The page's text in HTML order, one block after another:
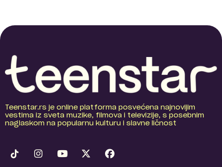
Teenstar.rs je online platforma posvećena najnovijim
vestima iz sveta muzike, filmova i televizije, s posebnim
naglaskom na popularnu kulturu i slavne ličnost